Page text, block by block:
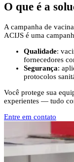
O que é a
A campanha de
ACIJS é uma
Qualidade:
fornecedores
Segurança:
protocolos
Você protege sua
experientes — tudo
Entre em contato